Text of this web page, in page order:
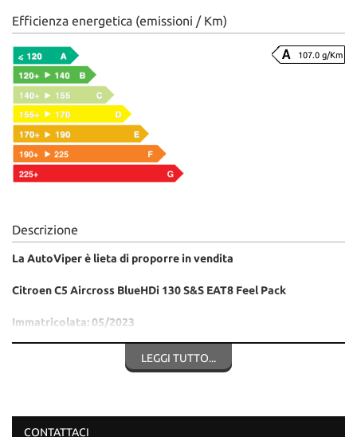
Efficienza energetica (emissioni / Km)
107.0 g/Km
Descrizione
La AutoViper è lieta di proporre in vendita
Citroen C5 Aircross BlueHDi 130 S&S EAT8 Feel Pack
Immatricolata: 05/2023
VETTURA ITALIANA IN PRONTA CONSEGNA ....
CHE ATTESTA L'ORIGINALITA' DEI CHILOMETRI,
SUCCESSIVAMENTE TRASCRITTI SIA SUL CONTRATTO DI
LEGGI TUTTO...
CONTATTACI